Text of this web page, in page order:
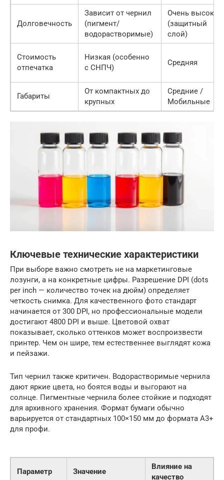
Долговечность
Зависит от чернил
(пигмент/
водорастворимые)
Очень высокая
(защитный
слой)
Стоимость
отпечатка
Низкая (особенно
с СНПЧ)
Средняя
Габариты
От компактных до
крупных
Средние /
Мобильные
Ключевые технические характеристики
При выборе важно смотреть не на маркетинговые
лозунги, а на конкретные цифры. Разрешение DPI (dots
per inch — количество точек на дюйм) определяет
четкость снимка. Для качественного фото стандарт
начинается от 300 DPI, но профессиональные модели
достигают 4800 DPI и выше. Цветовой охват
показывает, сколько оттенков может воспроизвести
принтер. Чем он шире, тем естественнее выглядят кожа
и пейзажи.
Тип чернил также критичен. Водорастворимые чернила
дают яркие цвета, но боятся воды и выгорают на
солнце. Пигментные чернила более стойкие и подходят
для архивного хранения. Формат бумаги обычно
варьируется от стандартных 100×150 мм до формата A3+
для профи.
Параметр Значение
Влияние на
качество